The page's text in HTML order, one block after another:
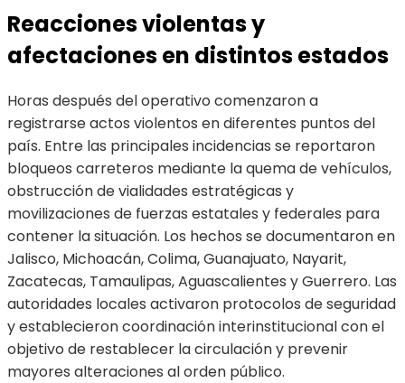
Reacciones violentas y
afectaciones en distintos estados
Horas después del operativo comenzaron a
registrarse actos violentos en diferentes puntos del
país. Entre las principales incidencias se reportaron
bloqueos carreteros mediante la quema de vehículos,
obstrucción de vialidades estratégicas y
movilizaciones de fuerzas estatales y federales para
contener la situación. Los hechos se documentaron en
Jalisco, Michoacán, Colima, Guanajuato, Nayarit,
Zacatecas, Tamaulipas, Aguascalientes y Guerrero. Las
autoridades locales activaron protocolos de seguridad
y establecieron coordinación interinstitucional con el
objetivo de restablecer la circulación y prevenir
mayores alteraciones al orden público.